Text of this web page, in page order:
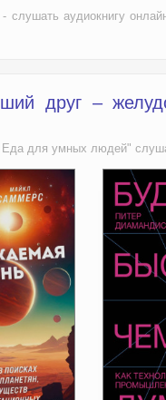
аудиокнигу
друг –
для умных людей"